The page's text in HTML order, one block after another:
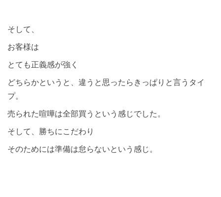
そして、
お客様は
とても正義感が強く
どちらかというと、違うと思ったらきっぱりと言うタイ
プ。
売られた喧嘩は全部買うという感じでした。
そして、勝ちにこだわり
そのためには準備は怠らないという感じ。